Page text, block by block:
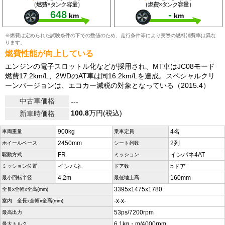
（燃費×タンク容量）
648 km
（燃費×タンク容量）
- km
※燃費は定められた試験条件の下での数値のため、走行条件等により実際の燃料消費率は異な
ります。
燃費性能が向上している
エンジンの電子スロットル化などが採用され、MT車はJC08モード
燃費17.2km/L、2WDのAT車は同16.2km/Lを達成。スペシャルクリ
ーンバージョンは、エコカー減税の対象となっている（2015.4）
中古車価格
---
新車時価格
100.8万円(税込)
車両重量 900kg 乗車定員 4名
ホイールベース 2450mm シート列数 2列
駆動方式 FR ミッション インパネ4AT
ミッション位置 インパネ ドア数 5ドア
最小回転半径 4.2m 最低地上高 160mm
全長x全幅x全高(mm) 3395x1475x1780
室内 全長x全幅x全高(mm) -x-x-
最高出力 53ps/7200rpm
最大トルク